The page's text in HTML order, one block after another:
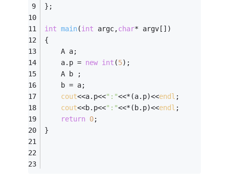
};
int main(int argc,char* argv[])
{
    A a;
    a.p =
new int (5);
    A b ;
    b = a;
cout<<a.p<<":"<<*(a.p)<<endl ;
cout<<b.p<<":"<<*(b.p)<<endl ;
return 0;
}